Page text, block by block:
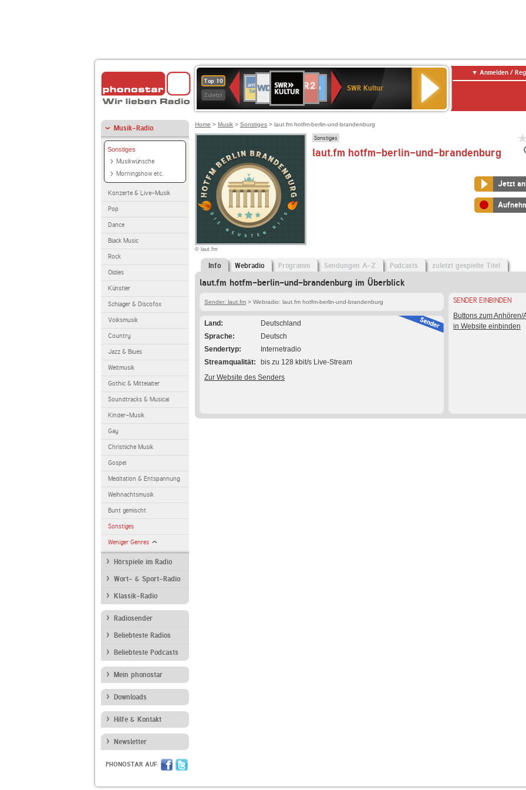
Top 10
Zuletzt
Deutschlandfunk
80er
90er
OLDIE
ANTENNE
SWR3
WDR
4
BR-
KLASSIK
Deutschlandfunk
Kultur
ANTENNE
BAYERN
2
Kultur2
SWR Kultur
Anmelden /
Musik-Radio
Sonstiges
Musikwünsche
Morningshow etc.
Konzerte & Live-Musik
Pop
Dance
Black Music
Rock
Oldies
Künstler
Schlager & Discofox
Volksmusik
Country
Jazz & Blues
Weltmusik
Gothic & Mittelalter
Soundtracks & Musical
Kinder-Musik
Gay
Christliche Musik
Gospel
Meditation & Entspannung
Weihnachtsmusik
Bunt gemischt
Sonstiges
Weniger Genres
Hörspiele im Radio
Wort- & Sport-Radio
Klassik-Radio
Radiosender
Beliebteste Radios
Beliebteste Podcasts
Mein phonostar
Downloads
Hilfe & Kontakt
Newsletter
PHONOSTAR AUF
Home > Musik > Sonstiges > laut.fm hotfm-berlin-und-brandenburg
© laut.fm
Sonstiges
laut.fm hotfm-berlin-und-brandenburg
Jetzt
Info Webradio Programm Sendungen A-Z Podcasts zuletzt gespielte Titel
laut.fm hotfm-berlin-und-brandenburg im Überblick
Sender: laut.fm > Webradio: laut.fm hotfm-berlin-und-brandenburg
Land
Deutschland
Sprache
Deutsch
Sendertyp
Internetradio
Streamqualität
bis zu 128 kbit/s Live-Stream
Zur Website des Senders
SENDER EINBINDEN
Buttons zum Anhören/
in Website einbinden